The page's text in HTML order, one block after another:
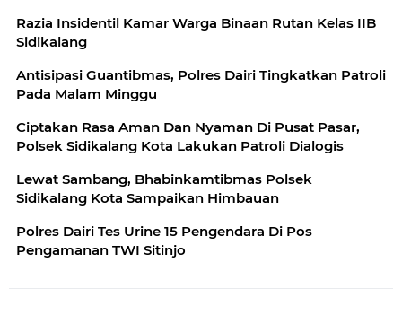
Razia Insidentil Kamar Warga Binaan Rutan Kelas IIB
Sidikalang
Antisipasi Guantibmas, Polres Dairi Tingkatkan Patroli
Pada Malam Minggu
Ciptakan Rasa Aman Dan Nyaman Di Pusat Pasar,
Polsek Sidikalang Kota Lakukan Patroli Dialogis
Lewat Sambang, Bhabinkamtibmas Polsek
Sidikalang Kota Sampaikan Himbauan
Polres Dairi Tes Urine 15 Pengendara Di Pos
Pengamanan TWI Sitinjo